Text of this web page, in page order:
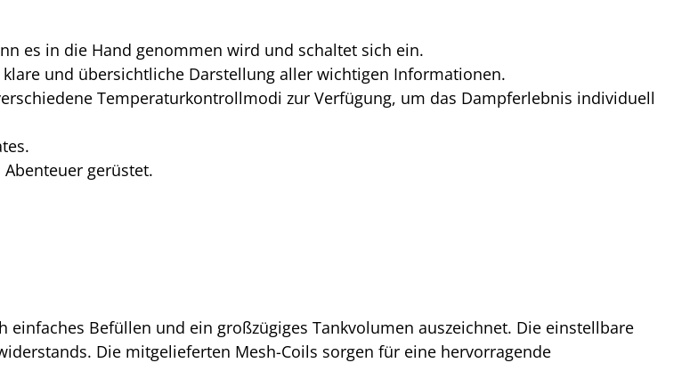
es in die Hand genommen wird und schaltet sich ein.
und übersichtliche Darstellung aller wichtigen Informationen.
Temperaturkontrollmodi zur Verfügung, um das Dampferlebnis individuell
gerüstet.
Befüllen und ein großzügiges Tankvolumen auszeichnet. Die einstellbare
Die mitgelieferten Mesh-Coils sorgen für eine hervorragende